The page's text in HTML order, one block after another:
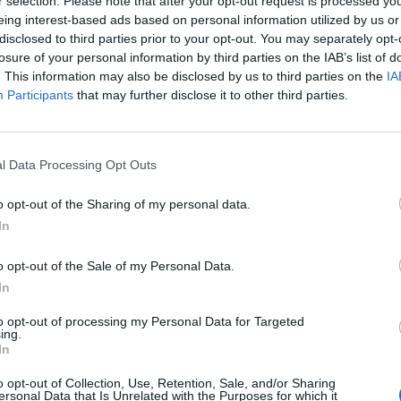
interest-based ads based on personal information utilized by us
to third parties prior to your opt-out. You may separately
of your personal information by third parties on the IAB’s list of
This information may also be disclosed by us to third parties on the
Participants that may further disclose it to other third parties.
Data Processing Opt Outs
opt-out of the Sharing of my personal data.
opt-out of the Sale of my Personal Data.
opt-out of processing my Personal Data for Targeted
opt-out of Collection, Use, Retention, Sale, and/or Sharing
Data that Is Unrelated with the Purposes for which it
de estos postes de información en tiempo real, la
con el sistema central de producción al objeto de facilitar
su itinerario elegido.
nuevos paneles informativos, que se incorporan a los 40 ya
ubicados en las paradas de la avenida Mesa y López, 38, junto a
2, 22, 26, 44, 45, 47, 81 y Luna 2, y en la parada de la Plaza
habitual las líneas 8, 9, 33, 80, 81, 82, 84, 91 y Luna 2.
con tecnología vía satélite, instalado en cada vehículo y
que llegue la información precisa sobre el tiempo de recorrido
un receptor conectado a cada guagua. A través de un
del vehículo teniendo en cuenta variables como las
nuevas pantallas se les unirán próximamente otros puntos
de elevar la fiabilidad del servicio de la compañía de
Municipales seguirá avanzando durante 2014 en distintas
real de sus servicios por distintos canales, ya sea en la propia
La empresa municipal se encuentra inmersa en un proceso de